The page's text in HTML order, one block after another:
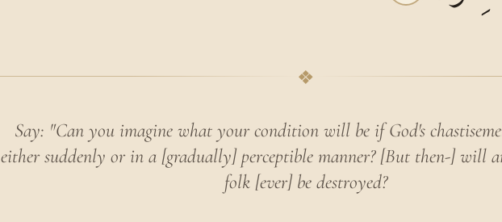
❖
Say: "Can you imagine what your condition will be if God's
either suddenly or in a [gradually] perceptible manner? [But then-] will
folk [ever] be destroyed?